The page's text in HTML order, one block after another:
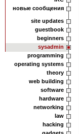
новые сообщения
site updates
guestbook
beginners
sysadmin
programming
operating systems
theory
web building
software
hardware
networking
law
hacking